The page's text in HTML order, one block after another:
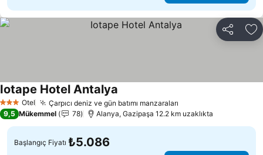
Paylaş
3 YıldızOtel Çarpıcı deniz ve gün batımı manzaraları
Iotape Hotel Antalya
9,5 Mükemmel 78 Alanya, Gazipaşa 12.2 km uzaklıkta
Başlangıç Fiyatı ₺5.086